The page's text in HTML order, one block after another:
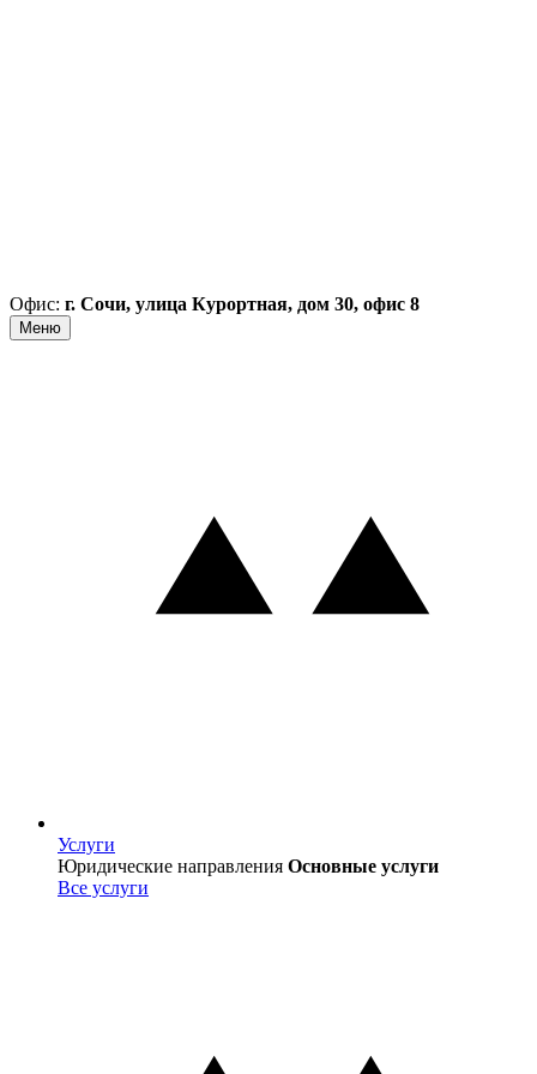
Офис: г. Сочи, улица Курортная, дом 30, офис 8
Меню
Услуги
Услуги
Юридические направления Основные услуги
Все услуги